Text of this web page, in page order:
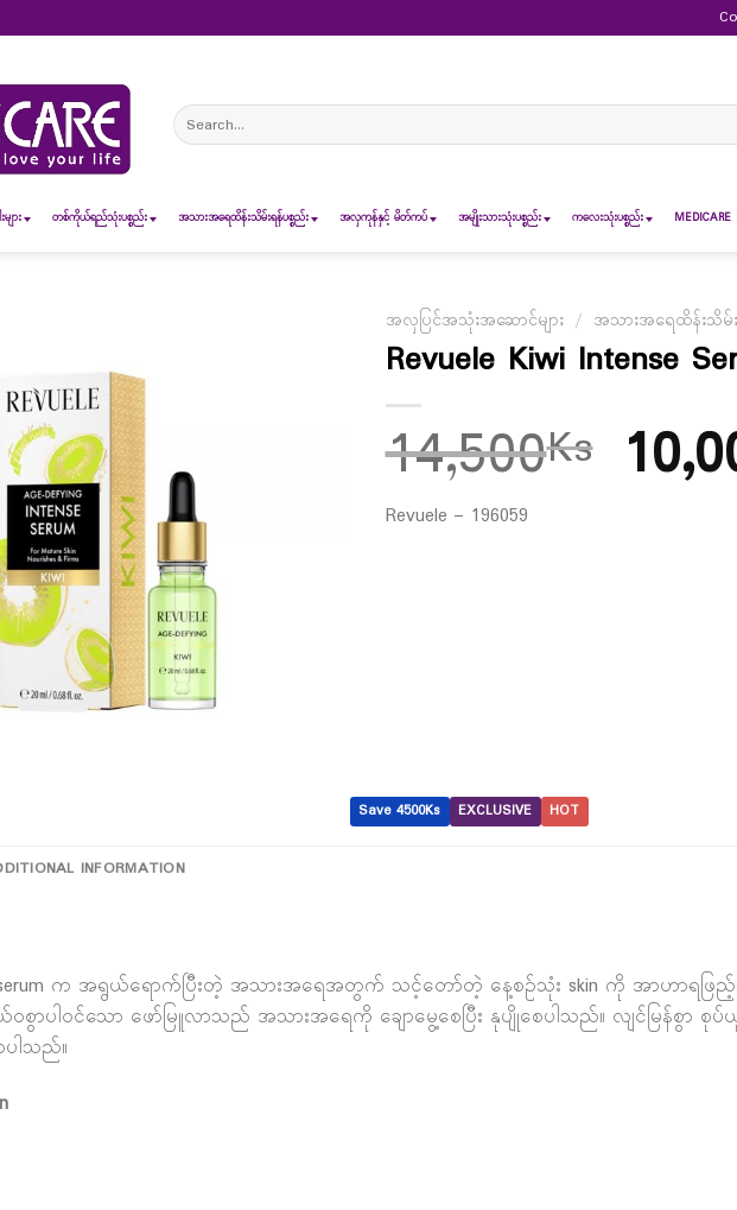
Search
for:
ျား တစ်ကိုယ်ရည်သုံးပစ္စည်း အသားအရေထိန်းသိမ်းရန်ပစ္စည်း အလှကုန်နှင့် မိတ်ကပ် အမျိုးသားသုံးပစ္စည်း ကလေးသုံးပစ္စည်း MEDICARE
Save 4500Ks EXCLUSIVE HOT
အလှပြင်အသုံးအဆောင်များ / အသားအရေထိန်းသိမ်း
Revuele Kiwi Intense
14,500Ks
Revuele – 196059
INFORMATION
serum က အရွယ်ရောက်ပြီးတဲ့ အသားအရေအတွက် သင့်တော်တဲ့ နေ့စဥ်သုံး skin ကို အာဟာရဖြည့်ပ
ဝစွာပါဝင်သော ဖော်မြူလာသည် အသားအရေကို ချောမွေ့စေပြီး နုပျိုစေပါသည်။ လျင်မြန်စွာ
ပါသည်။